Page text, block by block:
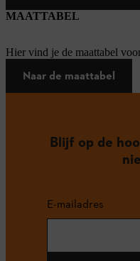
MAATTABEL
Hier vind je de maattabel
Naar de maattabel
Blijf op de
E-mailadres